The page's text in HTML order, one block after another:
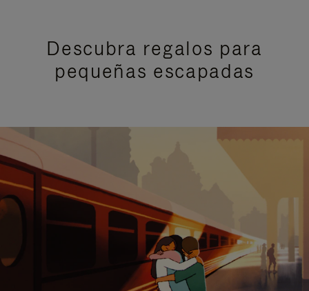
Descubra regalos para
pequeñas escapadas